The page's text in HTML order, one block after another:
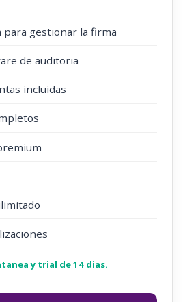
para gestionar la firma
de auditoria
incluidas
y trial de 14 dias.